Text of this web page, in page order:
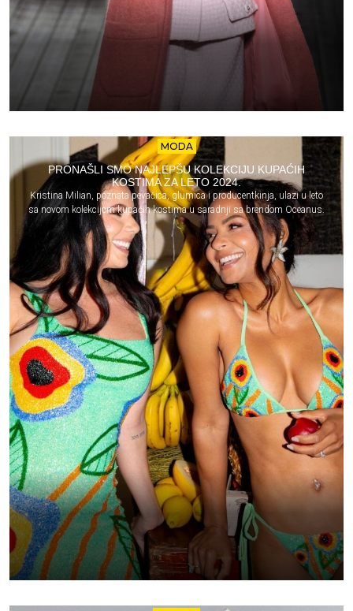
MODA
PRONAŠLI SMO NAJLEPŠU KOLEKCIJU KUPAĆIH
KOSTIMA ZA LETO 2024.
Kristina Milian, poznata pevačica, glumica i producentkinja, ulazi u leto
sa novom kolekcijom kupaćih kostima u saradnji sa brendom Oceanus.